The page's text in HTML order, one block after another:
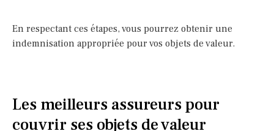
En respectant ces étapes, vous pourrez obtenir une
indemnisation appropriée pour vos objets de valeur.
Les meilleurs assureurs pour
couvrir ses objets de valeur